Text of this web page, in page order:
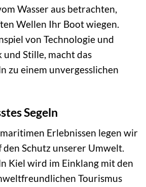
Wasser aus betrachten,
Wellen Ihr Boot wiegen.
von Technologie und
und Stille, macht das
zu einem unvergesslichen
Segeln
Erlebnissen legen wir
Schutz unserer Umwelt.
Kiel wird im Einklang mit den
Tourismus